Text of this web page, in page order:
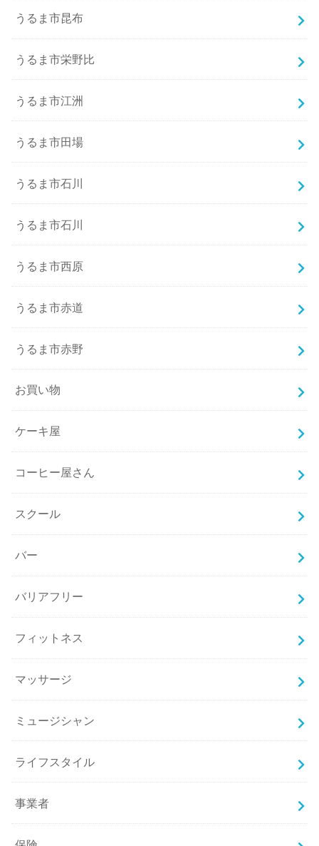
うるま市昆布
うるま市栄野比
うるま市江洲
うるま市田場
うるま市石川
うるま市石川
うるま市西原
うるま市赤道
うるま市赤野
お買い物
ケーキ屋
コーヒー屋さん
スクール
バー
バリアフリー
フィットネス
マッサージ
ミュージシャン
ライフスタイル
事業者